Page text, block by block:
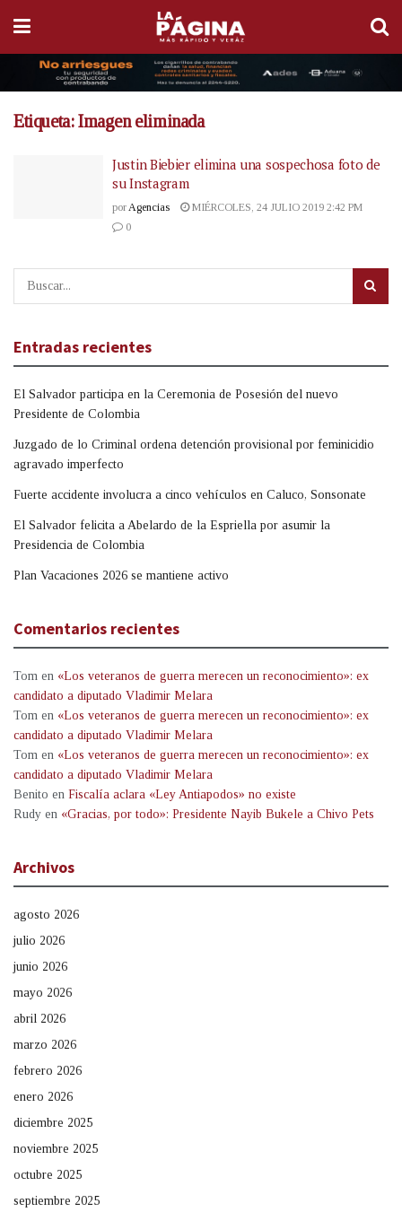
Etiqueta:Imagen eliminada
Justin Biebier elimina una sospechosa foto de
su Instagram
por Agencias
MIÉRCOLES, 24 JULIO 2019 2:42 PM
0
Entradas recientes
El Salvador participa en la Ceremonia de Posesión del nuevo
Presidente de Colombia
Juzgado de lo Criminal ordena detención provisional por feminicidio
agravado imperfecto
Fuerte accidente involucra a cinco vehículos en Caluco, Sonsonate
El Salvador felicita a Abelardo de la Espriella por asumir la
Presidencia de Colombia
Plan Vacaciones 2026 se mantiene activo
Comentarios recientes
Tom en «Los veteranos de guerra merecen un reconocimiento»: ex
candidato a diputado Vladimir Melara
Tom en «Los veteranos de guerra merecen un reconocimiento»: ex
candidato a diputado Vladimir Melara
Tom en «Los veteranos de guerra merecen un reconocimiento»: ex
candidato a diputado Vladimir Melara
Benito en Fiscalía aclara «Ley Antiapodos» no existe
Rudy en «Gracias, por todo»: Presidente Nayib Bukele a Chivo Pets
Archivos
agosto 2026
julio 2026
junio 2026
mayo 2026
abril 2026
marzo 2026
febrero 2026
enero 2026
diciembre 2025
noviembre 2025
octubre 2025
septiembre 2025